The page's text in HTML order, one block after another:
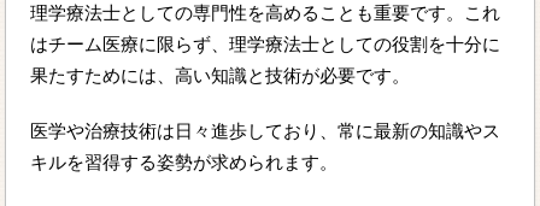
理学療法士としての専門性を高めることも重要です。これ
はチーム医療に限らず、理学療法士としての役割を十分に
果たすためには、高い知識と技術が必要です。
医学や治療技術は日々進歩しており、常に最新の知識やス
キルを習得する姿勢が求められます。